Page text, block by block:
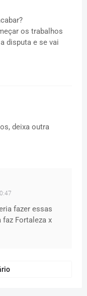
os trabalhos
disputa e se vai
deixa outra
fazer essas
faz Fortaleza x